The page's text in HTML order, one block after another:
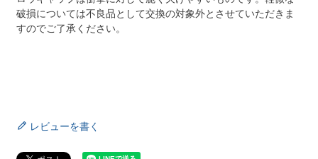
破損については不良品として交換の対象外とさせていただきま
すのでご了承ください。
レビューを書く